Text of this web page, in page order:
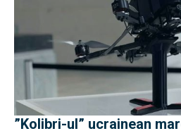
”Kolibri-ul” ucrainean